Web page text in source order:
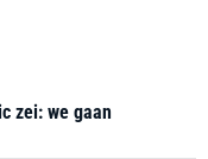
zei: we gaan